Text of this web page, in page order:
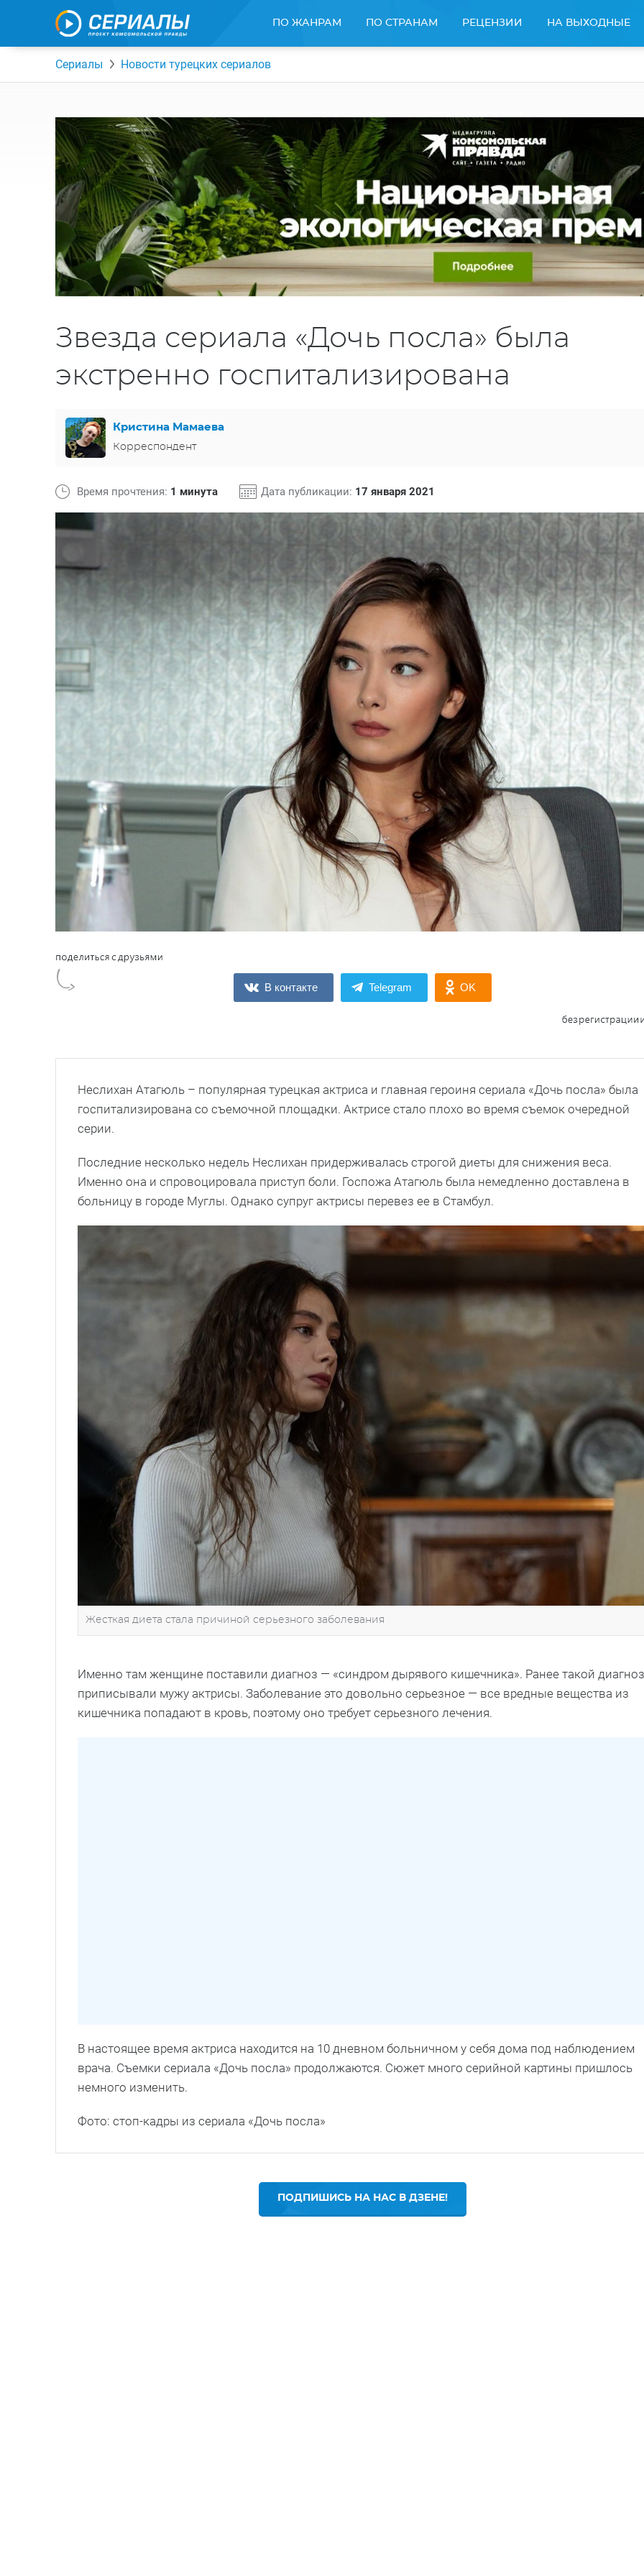
ПО ЖАНРАМ ПО СТРАНАМ РЕЦЕНЗИИ НА ВЫХОДНЫЕ
Сериалы Новости турецких сериалов
Звезда сериала «Дочь посла» была
экстренно госпитализирована
Кристина Мамаева
Корреспондент
Время прочтения: 1 минута Дата публикации: 17 января 2021
В контакте Telegram OK
Неслихан Атагюль – популярная турецкая актриса и главная героиня сериала «Дочь посла» была
госпитализирована со съемочной площадки. Актрисе стало плохо во время съемок очередной
серии.
Последние несколько недель Неслихан придерживалась строгой диеты для снижения веса.
Именно она и спровоцировала приступ боли. Госпожа Атагюль была немедленно доставлена в
больницу в городе Муглы. Однако супруг актрисы перевез ее в Стамбул.
Жесткая диета стала причиной серьезного заболевания
Именно там женщине поставили диагноз — «синдром дырявого кишечника». Ранее такой диагноз
приписывали мужу актрисы. Заболевание это довольно серьезное — все вредные вещества из
кишечника попадают в кровь, поэтому оно требует серьезного лечения.
В настоящее время актриса находится на 10 дневном больничном у себя дома под наблюдением
врача. Съемки сериала «Дочь посла» продолжаются. Сюжет много серийной картины пришлось
немного изменить.
Фото: стоп-кадры из сериала «Дочь посла»
ПОДПИШИСЬ НА НАС В ДЗЕНЕ!